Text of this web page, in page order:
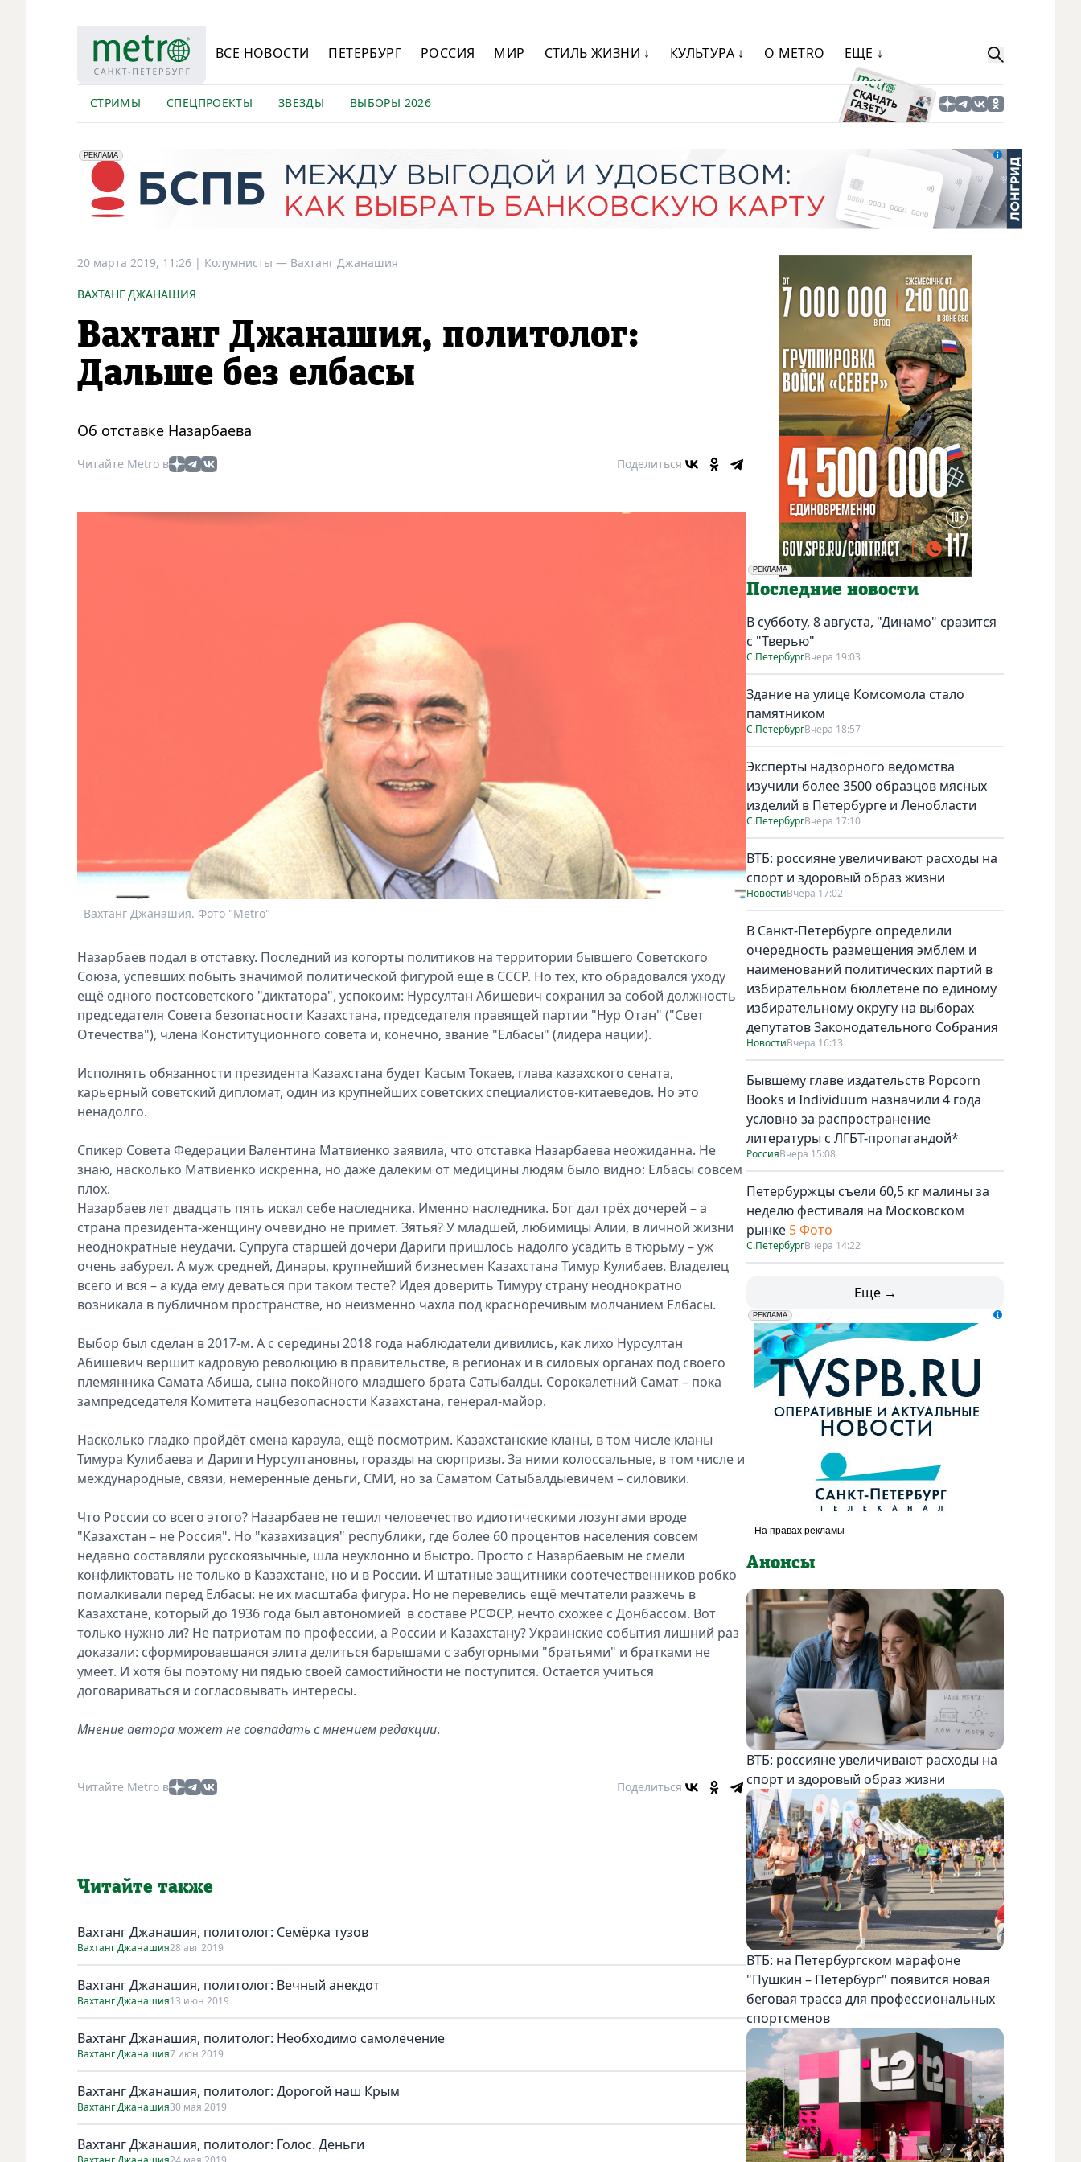
ВСЕ НОВОСТИ ПЕТЕРБУРГ РОССИЯ МИР СТИЛЬ ЖИЗНИ ↓ КУЛЬТУРА ↓ О METRO ЕЩЕ ↓
СТРИМЫ СПЕЦПРОЕКТЫ ЗВЕЗДЫ ВЫБОРЫ 2026
erid: 2VfnxyFybV5
РЕКЛАМА
ПАО "Банк "Санкт-Петербург", ИНН: 7831000027
20 марта 2019, 11:26 | Колумнисты — Вахтанг Джанашия
ВАХТАНГ ДЖАНАШИЯ
Вахтанг Джанашия, политолог:
Дальше без елбасы
Об отставке Назарбаева
Читайте Metro в Поделиться
Вахтанг Джанашия. Фото "Metro"
Назарбаев подал в отставку. Последний из когорты политиков на территории бывшего Советского
Союза, успевших побыть значимой политической фигурой ещё в СССР. Но тех, кто обрадовался уходу
ещё одного постсоветского "диктатора", успокоим: Нурсултан Абишевич сохранил за собой должность
председателя Совета безопасности Казахстана, председателя правящей партии "Нур Отан" ("Свет
Отечества"), члена Конституционного совета и, конечно, звание "Елбасы" (лидера нации).
Исполнять обязанности президента Казахстана будет Касым Токаев, глава казахского сената,
карьерный советский дипломат, один из крупнейших советских специалистов-китаеведов. Но это
ненадолго.
Спикер Совета Федерации Валентина Матвиенко заявила, что отставка Назарбаева неожиданна. Не
знаю, насколько Матвиенко искренна, но даже далёким от медицины людям было видно: Елбасы совсем
плох.
Назарбаев лет двадцать пять искал себе наследника. Именно наследника. Бог дал трёх дочерей – а
страна президента-женщину очевидно не примет. Зятья? У младшей, любимицы Алии, в личной жизни
неоднократные неудачи. Супруга старшей дочери Дариги пришлось надолго усадить в тюрьму – уж
очень забурел. А муж средней, Динары, крупнейший бизнесмен Казахстана Тимур Кулибаев. Владелец
всего и вся – а куда ему деваться при таком тесте? Идея доверить Тимуру страну неоднократно
возникала в публичном пространстве, но неизменно чахла под красноречивым молчанием Елбасы.
Выбор был сделан в 2017-м. А с середины 2018 года наблюдатели дивились, как лихо Нурсултан
Абишевич вершит кадровую революцию в правительстве, в регионах и в силовых органах под своего
племянника Самата Абиша, сына покойного младшего брата Сатыбалды. Сорокалетний Самат – пока
зампредседателя Комитета нацбезопасности Казахстана, генерал-майор.
Насколько гладко пройдёт смена караула, ещё посмотрим. Казахстанские кланы, в том числе кланы
Тимура Кулибаева и Дариги Нурсултановны, горазды на сюрпризы. За ними колоссальные, в том числе и
международные, связи, немеренные деньги, СМИ, но за Саматом Сатыбалдыевичем – силовики.
Что России со всего этого? Назарбаев не тешил человечество идиотическими лозунгами вроде
"Казахстан – не Россия". Но "казахизация" республики, где более 60 процентов населения совсем
недавно составляли русскоязычные, шла неуклонно и быстро. Просто с Назарбаевым не смели
конфликтовать не только в Казахстане, но и в России. И штатные защитники соотечественников робко
помалкивали перед Елбасы: не их масштаба фигура. Но не перевелись ещё мечтатели разжечь в
Казахстане, который до 1936 года был автономией в составе РСФСР, нечто схожее с Донбассом. Вот
только нужно ли? Не патриотам по профессии, а России и Казахстану? Украинские события лишний раз
доказали: сформировавшаяся элита делиться барышами с забугорными "братьями" и братками не
умеет. И хотя бы поэтому ни пядью своей самостийности не поступится. Остаётся учиться
договариваться и согласовывать интересы.
Мнение автора может не совпадать с мнением редакции.
Читайте Metro в Поделиться
Читайте также
Вахтанг Джанашия, политолог: Семёрка тузов
Вахтанг Джанашия28 авг 2019
Вахтанг Джанашия, политолог: Вечный анекдот
Вахтанг Джанашия13 июн 2019
Вахтанг Джанашия, политолог: Необходимо самолечение
Вахтанг Джанашия7 июн 2019
Вахтанг Джанашия, политолог: Дорогой наш Крым
Вахтанг Джанашия30 мая 2019
Вахтанг Джанашия, политолог: Голос. Деньги
РЕКЛАМА
Социальная реклама
Последние новости
В субботу, 8 августа, "Динамо" сразится
с "Тверью"
С.ПетербургВчера 19:03
Здание на улице Комсомола стало
памятником
С.ПетербургВчера 18:57
Эксперты надзорного ведомства
изучили более 3500 образцов мясных
изделий в Петербурге и Ленобласти
С.ПетербургВчера 17:10
ВТБ: россияне увеличивают расходы на
спорт и здоровый образ жизни
НовостиВчера 17:02
В Санкт-Петербурге определили
очередность размещения эмблем и
наименований политических партий в
избирательном бюллетене по единому
избирательному округу на выборах
депутатов Законодательного Собрания
НовостиВчера 16:13
Бывшему главе издательств Popcorn
Books и Individuum назначили 4 года
условно за распространение
литературы с ЛГБТ-пропагандой*
РоссияВчера 15:08
Петербуржцы съели 60,5 кг малины за
неделю фестиваля на Московском
рынке 5 Фото
С.ПетербургВчера 14:22
Еще →
erid: LdtCK5udn
РЕКЛАМА
АО "ГАТР", ИНН: 7841320717
Анонсы
ВТБ: россияне увеличивают расходы на
спорт и здоровый образ жизни
ВТБ: на Петербургском марафоне
"Пушкин – Петербург" появится новая
беговая трасса для профессиональных
спортсменов